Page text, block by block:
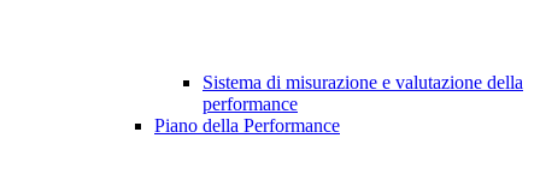
Sistema di misurazione e valutazione della
performance
Piano della Performance